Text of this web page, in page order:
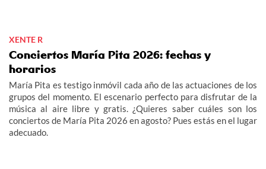
XENTE R
Conciertos María Pita 2026: fechas y
horarios
María Pita es testigo inmóvil cada año de las actuaciones de los
grupos del momento. El escenario perfecto para disfrutar de la
música al aire libre y gratis. ¿Quieres saber cuáles son los
conciertos de María Pita 2026 en agosto? Pues estás en el lugar
adecuado.